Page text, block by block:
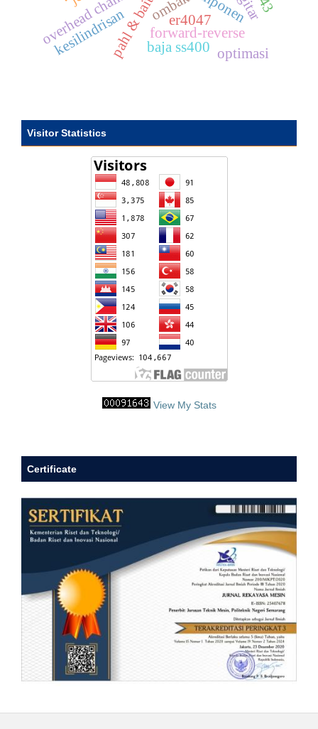
pahl & baitzforward-reverse
baja ss400
kesilindrisan er4047
optimasi
Visitor Statistics
View My Stats
Certificate